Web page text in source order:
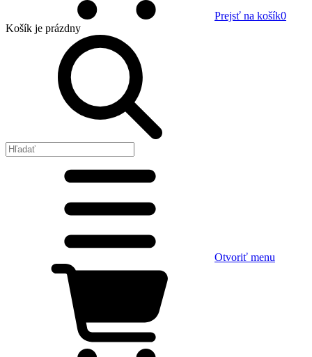
Prejsť na košík0
Košík je prázdny
Otvoriť menu